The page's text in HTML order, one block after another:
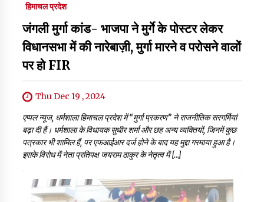
हिमाचल प्रदेश
जंगली मुर्गा कांड- भाजपा ने मुर्गे के पोस्टर लेकर
विधानसभा में की नारेबाज़ी, मुर्गा मारने व परोसने वालों
पर हो FIR
Thu Dec 19 , 2024
एप्पल न्यूज, धर्मशाला हिमाचल प्रदेश में “मुर्गा प्रकरण” ने राजनीतिक सरगर्मियां
बढ़ा दी हैं। धर्मशाला के विधायक सुधीर शर्मा और छह अन्य व्यक्तियों, जिनमें कुछ
पत्रकार भी शामिल हैं, पर एफआईआर दर्ज होने के बाद यह मुद्दा गरमाया हुआ है।
इसके विरोध में नेता प्रतिपक्ष जयराम ठाकुर के नेतृत्व में […]